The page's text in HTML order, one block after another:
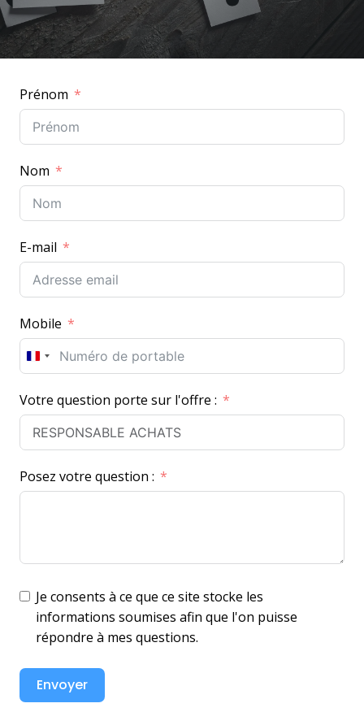
Prénom
Nom
E-mail
Mobile
F
a
c
+
Votre question porte sur l'offre :
Posez votre question :
Je consents à ce que ce site stocke les
informations soumises afin que l'on puisse
répondre à mes questions.
Envoyer